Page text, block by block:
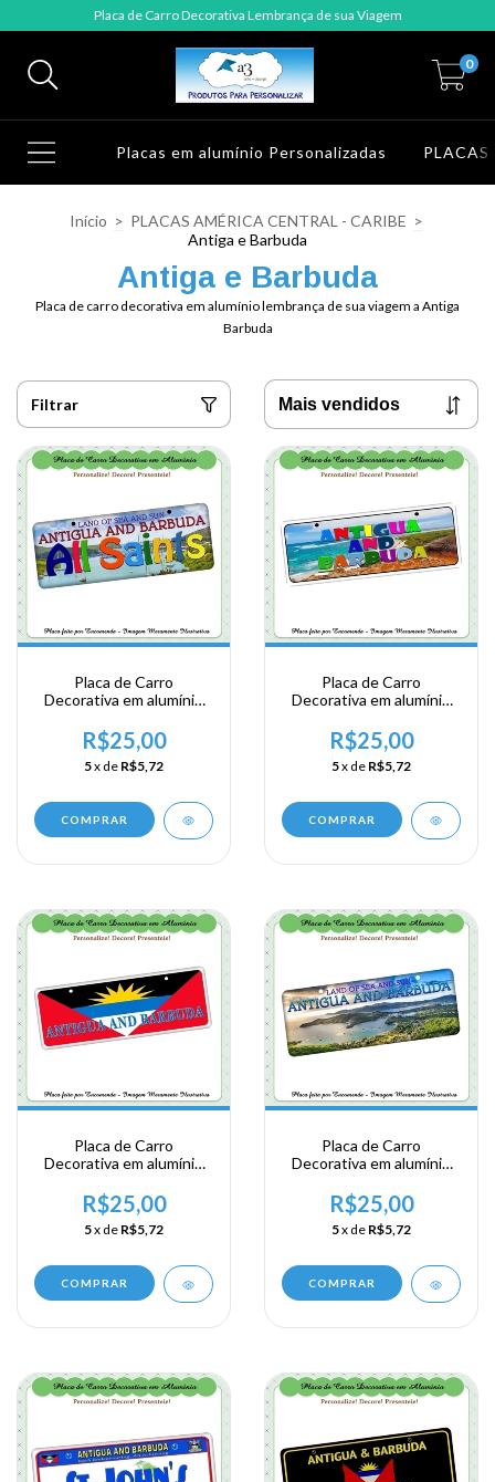
Placa de Carro Decorativa Lembrança de sua Viagem
0
Placas em alumínio Personalizadas PLACAS
Início > PLACAS AMÉRICA CENTRAL - CARIBE >
Antiga e Barbuda
Antiga e Barbuda
Placa de carro decorativa em alumínio lembrança de sua viagem a Antiga
Barbuda
Filtrar
Placa de Carro
Decorativa em alumínio
Antigua and Barbuda - All
Saints
R$25,00
5x de R$5,72
COMPRAR
Placa de Carro
Decorativa em alumínio
Antigua and Barbuda
R$25,00
5x de R$5,72
COMPRAR
Placa de Carro
Decorativa em alumínio
Antigua and Barbuda
R$25,00
5x de R$5,72
COMPRAR
Placa de Carro
Decorativa em alumínio
Antigua and Barbuda
R$25,00
5x de R$5,72
COMPRAR